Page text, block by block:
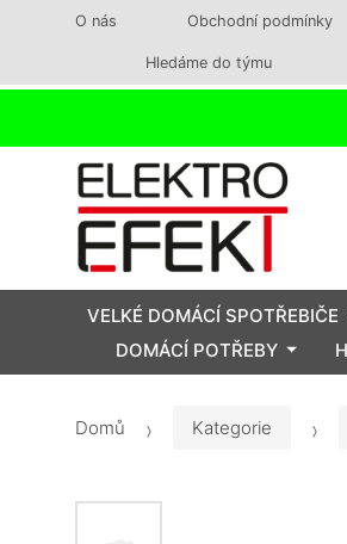
O nás Obchodní podmínky
Hledáme do týmu
VELKÉ DOMÁCÍ SPOTŘEBIČE
DOMÁCÍ POTŘEBY
Domů Kategorie